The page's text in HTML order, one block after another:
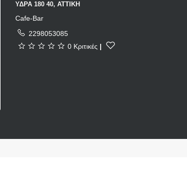
ΥΔΡΑ 180 40, ΑΤΤΙΚΗ
Cafe-Bar
2298053085
0 Κριτικές |